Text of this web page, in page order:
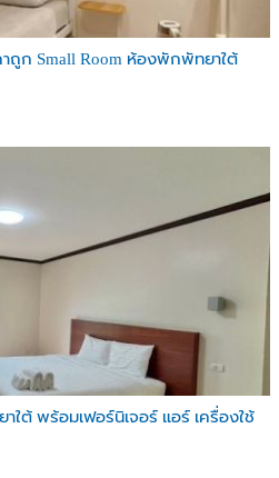
ถูก Small Room ห้องพักพัทยาใต้
าใต้ พร้อมเฟอร์นิเจอร์ แอร์ เครื่องใช้